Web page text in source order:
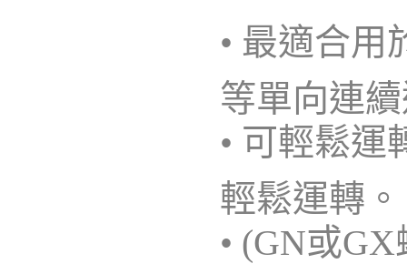
• 最適合用
等單向連
• 可輕鬆運
輕鬆運轉
• (GN或